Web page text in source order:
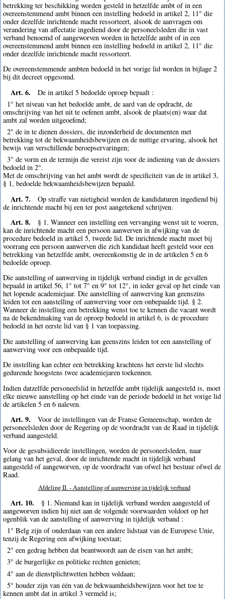
betrekking ter beschikking worden gesteld in hetzelfde ambt of in een
overeenstemmend ambt binnen een instelling bedoeld in artikel 2, 11° die
onder dezelfde inrichtende macht ressorteert, alsook de aanvragen om
verandering van affectatie ingediend door de personeelsleden die in vast
verband benoemd of aangeworven worden in hetzelfde ambt of in een
overeenstemmend ambt binnen een instelling bedoeld in artikel 2, 11° die
onder dezelfde inrichtende macht ressorteert.
De overeenstemmende ambten bedoeld in het vorige lid worden in bijlage 2
bij dit decreet opgesomd.
Art. 6.
De in artikel 5 bedoelde oproep bepaalt :
1° het niveau van het bedoelde ambt, de aard van de opdracht, de
omschrijving van het uit te oefenen ambt, alsook de plaats(en) waar dat
ambt zal worden uitgeoefend;
2° de in te dienen dossiers, die inzonderheid de documenten met
betrekking tot de bekwaamheidsbewijzen en de nuttige ervaring, alsook het
bewijs van verschillende beroepservaringen;
3° de vorm en de termijn die vereist zijn voor de indiening van de dossiers
bedoeld in 2°.
Met de omschrijving van het ambt wordt de specificiteit van de in artikel 3,
§ 1, bedoelde bekwaamheidsbewijzen bepaald.
Art. 7.
Op straffe van nietigheid worden de kandidaturen ingediend bij
de inrichtende macht bij een ter post aangetekend schrijven.
Art. 8.
§ 1. Wanneer een instelling een vervanging wenst uit te voeren,
kan de inrichtende macht een persoon aanwerven in afwijking van de
procedure bedoeld in artikel 5, tweede lid. De inrichtende macht moet bij
voorrang een persoon aanwerven die zich kandidaat heeft gesteld voor een
betrekking van hetzelfde ambt, overeenkomstig de in de artikelen 5 en 6
bedoelde oproep.
Die aanstelling of aanwerving in tijdelijk verband eindigt in de gevallen
bepaald in artikel 56, 1° tot 7° en 9° tot 12°, in ieder geval op het einde van
het lopende academiejaar. Die aanstelling of aanwerving kan geenszins
leiden tot een aanstelling of aanwerving voor een onbepaalde tijd. § 2.
Wanneer de instelling een betrekking wenst toe te kennen die vacant wordt
na de bekendmaking van de oproep bedoeld in artikel 6, is de procedure
bedoeld in het eerste lid van § 1 van toepassing.
Die aanstelling of aanwerving kan geenszins leiden tot een aanstelling of
aanwerving voor een onbepaalde tijd.
De instelling kan echter een betrekking krachtens het eerste lid slechts
gedurende hoogstens twee academiejaren toekennen.
Indien datzelfde personeelslid in hetzelfde ambt tijdelijk aangesteld is, moet
elke nieuwe aanstelling op het einde van de periode bedoeld in het vorige lid
de artikelen 5 en 6 naleven.
Art. 9.
Voor de instellingen van de Franse Gemeenschap, worden de
personeelsleden door de Regering op de voordracht van de Raad in tijdelijk
verband aangesteld.
Voor de gesubsidieerde instellingen, worden de personeelsleden, naar
gelang van het geval, door de inrichtende macht in tijdelijk verband
aangesteld of aangeworven, op de voordracht van ofwel het bestuur ofwel de
Raad.
Afdeling II. - Aanstelling of aanwerving in tijdelijk verband
Art. 10.
§ 1. Niemand kan in tijdelijk verband worden aangesteld of
aangeworven indien hij niet aan de volgende voorwaarden voldoet op het
ogenblik van de aanstelling of aanwerving in tijdelijk verband :
1° Belg zijn of onderdaan van een andere lidstaat van de Europese Unie,
tenzij de Regering een afwijking toestaat;
2° een gedrag hebben dat beantwoordt aan de eisen van het ambt;
3° de burgerlijke en politieke rechten genieten;
4° aan de dienstplichtwetten hebben voldaan;
5° houder zijn van één van de bekwaamheidsbewijzen voor het toe te
kennen ambt dat in artikel 3 vermeld is;